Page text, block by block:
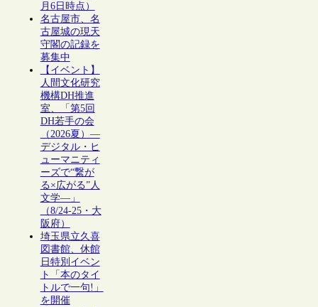
月6日時点）
名古屋市、名
古屋城の現天
守閣の記録を
募集中
【イベント】
人間文化研究
機構DH推進
室、「第5回
DH若手の会
（2026夏）―
デジタル・ヒ
ューマニティ
ーズで“繋が
る×広がる”人
文学―」
（8/24-25・大
阪府）
埼玉県立久喜
図書館、休館
日特別イベン
ト「本のタイ
トルで一句!」
を開催